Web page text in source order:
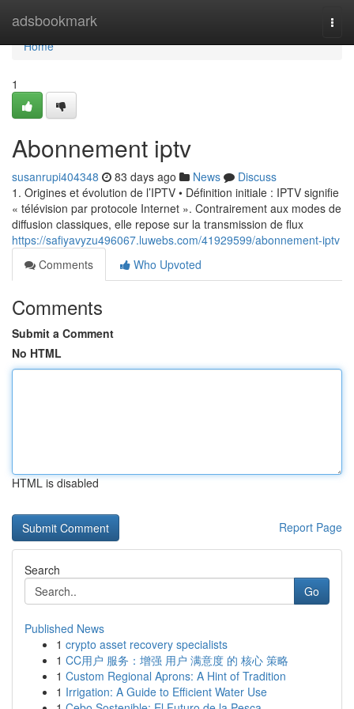
adsbookmark
Home
Home
1
Abonnement iptv
susanrupi404348 83 days ago News
Discuss
1. Origines et évolution de l’IPTV • Définition initiale : IPTV signifie
« télévision par protocole Internet ». Contrairement aux modes de
diffusion classiques, elle repose sur la transmission de flux
https://safiyavyzu496067.luwebs.com/41929599/abonnement-iptv
Comments
Who Upvoted
Comments
Submit a Comment
No HTML
HTML is disabled
Report Page
Search
Go
Published News
1 crypto asset recovery specialists
1 CC用户 服务：增强 用户 满意度 的 核心 策略
1 Custom Regional Aprons: A Hint of Tradition
1 Irrigation: A Guide to Efficient Water Use